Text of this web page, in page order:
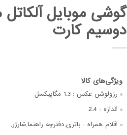
دوسیم کارت
رزولوشن عکس : 1.3 مگاپیکسل
اندازه : 2.4
اقلام همراه : باتری,دفترچه‌ راهنما,شارژر,